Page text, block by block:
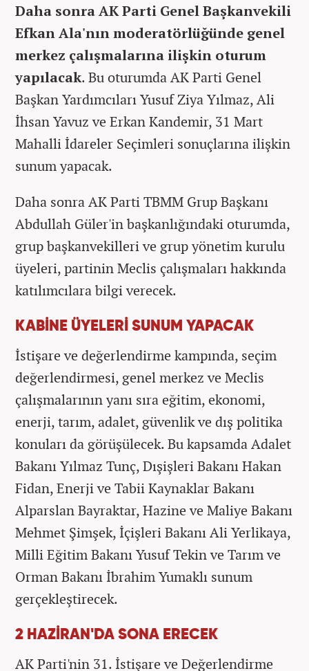
Daha sonra AK Parti Genel Başkanvekili
Efkan Ala'nın moderatörlüğünde genel
merkez çalışmalarına ilişkin oturum
yapılacak. Bu oturumda AK Parti Genel
Başkan Yardımcıları Yusuf Ziya Yılmaz, Ali
İhsan Yavuz ve Erkan Kandemir, 31 Mart
Mahalli İdareler Seçimleri sonuçlarına ilişkin
sunum yapacak.
Daha sonra AK Parti TBMM Grup Başkanı
Abdullah Güler'in başkanlığındaki oturumda,
grup başkanvekilleri ve grup yönetim kurulu
üyeleri, partinin Meclis çalışmaları hakkında
katılımcılara bilgi verecek.
KABİNE ÜYELERİ SUNUM YAPACAK
İstişare ve değerlendirme kampında, seçim
değerlendirmesi, genel merkez ve Meclis
çalışmalarının yanı sıra eğitim, ekonomi,
enerji, tarım, adalet, güvenlik ve dış politika
konuları da görüşülecek. Bu kapsamda Adalet
Bakanı Yılmaz Tunç, Dışişleri Bakanı Hakan
Fidan, Enerji ve Tabii Kaynaklar Bakanı
Alparslan Bayraktar, Hazine ve Maliye Bakanı
Mehmet Şimşek, İçişleri Bakanı Ali Yerlikaya,
Milli Eğitim Bakanı Yusuf Tekin ve Tarım ve
Orman Bakanı İbrahim Yumaklı sunum
gerçekleştirecek.
2 HAZİRAN'DA SONA ERECEK
AK Parti'nin 31. İstişare ve Değerlendirme